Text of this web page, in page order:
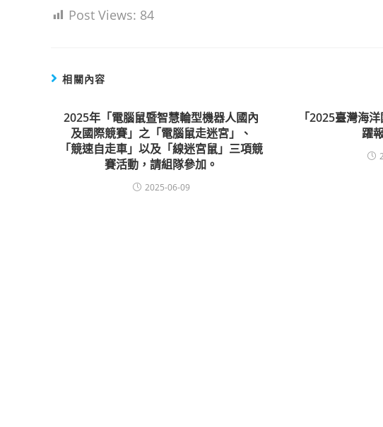
Post Views: 84
相關內容
2025年「電腦鼠暨智慧輪型機器人國內
及國際競賽」之「電腦鼠走迷宮」、
「競速自走車」以及「線迷宮鼠」三項競
賽活動，請組隊參加。
2025-06-09
「2025臺灣海
躍